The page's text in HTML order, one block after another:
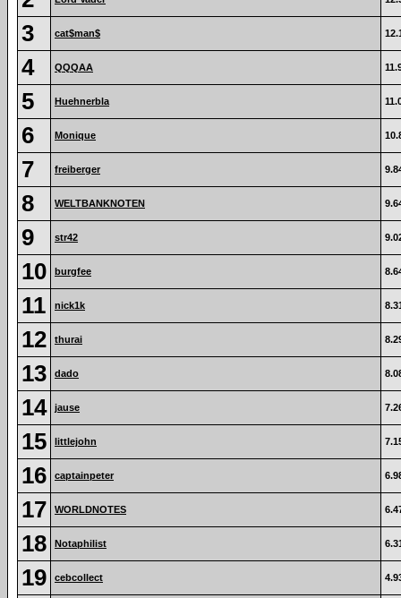
3 cat$man$
4 QQQAA
5 Huehnerbla
6 Monique
7 freiberger
8 WELTBANKNOTEN
9 str42
10 burgfee
11 nick1k
12 thurai
13 dado
14 jause
15 littlejohn
16 captainpeter
17 WORLDNOTES
18 Notaphilist
19 cebcollect